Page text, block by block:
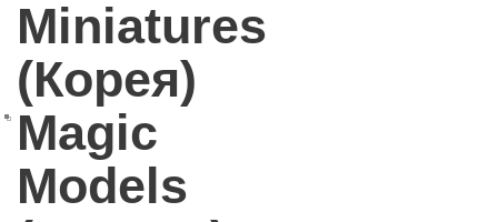
Miniatures
(Корея)
Magic
Models